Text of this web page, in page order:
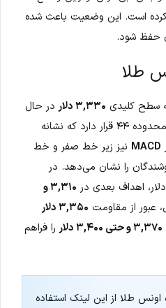
است. این وضعیت باعث شده
حفظ شود.
طلا
سطح کلیدی ۳,۳۳۰ دلار
در حال
در محدوده ۴۴ قرار دارد که نشانه
MACD نیز زیر خط صفر و خط
را نشان می‌دهد. در
۳,۳۱۰ و
عبور از مقاومت ۳,۳۵۰ دلار
۳,۳۷۰ و حتی ۳,۴۰۰ دلار
را فراهم
طلا از این لینک استفاده